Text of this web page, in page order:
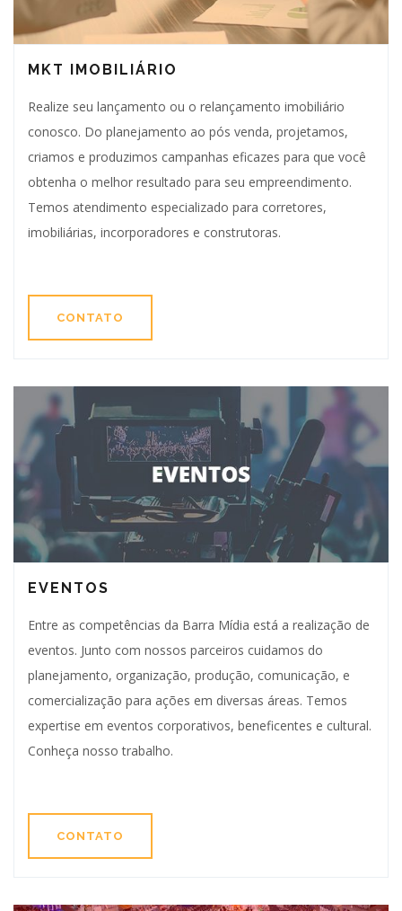
MKT IMOBILIÁRIO
Realize seu lançamento ou o relançamento imobiliário
conosco. Do planejamento ao pós venda, projetamos,
criamos e produzimos campanhas eficazes para que você
obtenha o melhor resultado para seu empreendimento.
Temos atendimento especializado para corretores,
imobiliárias, incorporadores e construtoras.
CONTATO
EVENTOS
Entre as competências da Barra Mídia está a realização de
eventos. Junto com nossos parceiros cuidamos do
planejamento, organização, produção, comunicação, e
comercialização para ações em diversas áreas. Temos
expertise em eventos corporativos, beneficentes e cultural.
Conheça nosso trabalho.
CONTATO